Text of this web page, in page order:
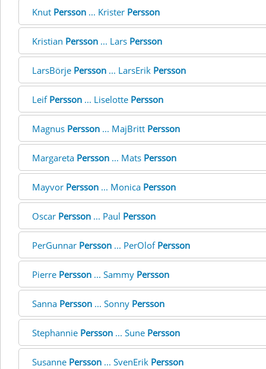
Knut Persson ... Krister Persson
Kristian Persson ... Lars Persson
LarsBörje Persson ... LarsErik Persson
Leif Persson ... Liselotte Persson
Magnus Persson ... MajBritt Persson
Margareta Persson ... Mats Persson
Mayvor Persson ... Monica Persson
Oscar Persson ... Paul Persson
PerGunnar Persson ... PerOlof Persson
Pierre Persson ... Sammy Persson
Sanna Persson ... Sonny Persson
Stephannie Persson ... Sune Persson
Susanne Persson ... SvenErik Persson